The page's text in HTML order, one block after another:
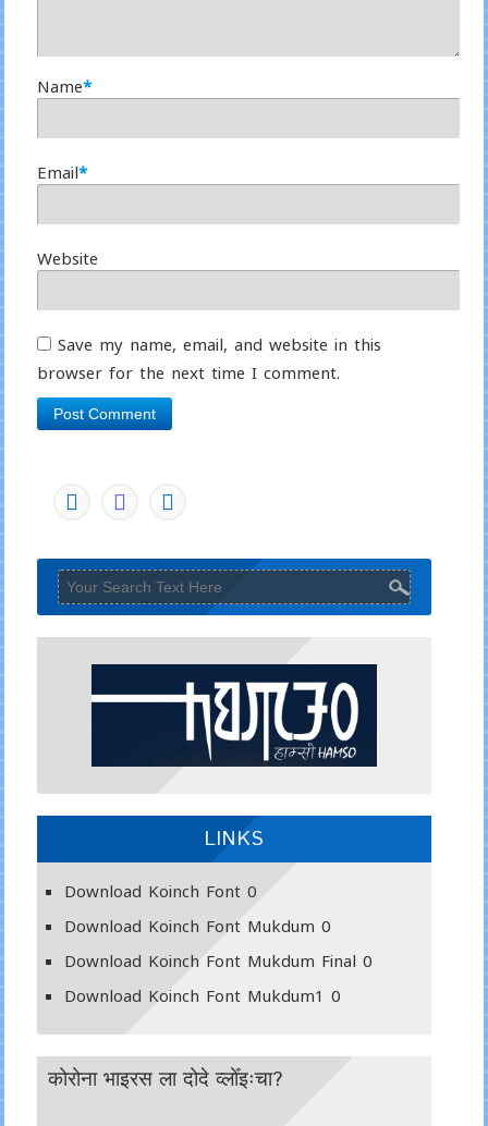
Name*
Email*
Website
Save my name, email, and website in this
browser for the next time I comment.
LINKS
Download Koinch Font0
Download Koinch Font Mukdum 0
Download Koinch Font Mukdum Final 0
Download Koinch Font Mukdum1 0
कोरोना भाइरस ला दोदे व्लोँइःचा?